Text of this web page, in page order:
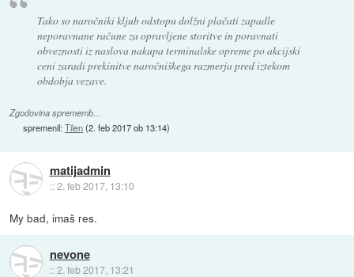
Tako so naročniki kljub odstopu dolžni plačati zapadle
neporavnane račune za opravljene storitve in poravnati
obveznosti iz naslova nakupa terminalske opreme po akcijski
ceni zaradi prekinitve naročniškega razmerja pred iztekom
obdobja vezave.
Zgodovina sprememb…
spremenil:Tilen(2. feb 2017 ob 13:14)
matijadmin
::2. feb 2017, 13:10
My bad, imaš res.
nevone
::2. feb 2017, 13:21